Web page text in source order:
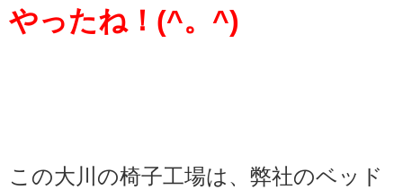
やったね！(^。^)
この大川の椅子工場は、弊社のベッド